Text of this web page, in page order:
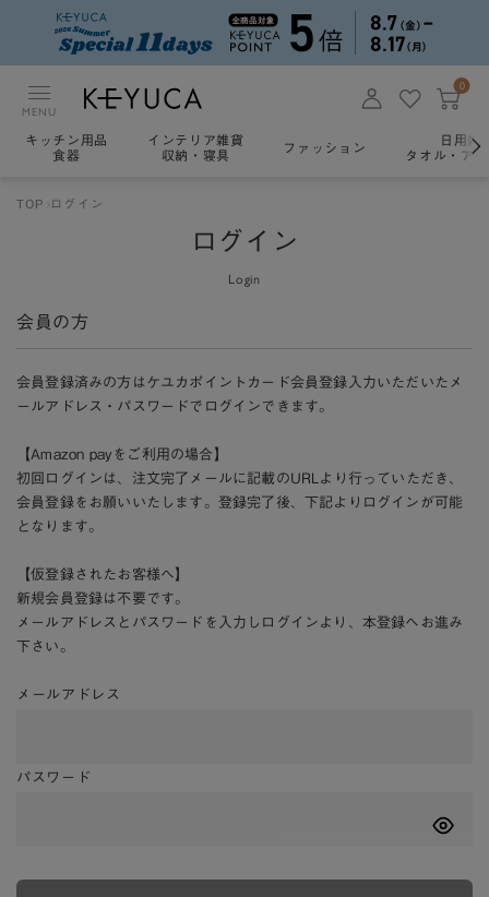
MENU
0
キッチン用品
食器
インテリア雑貨
収納・寝具
ファッション
日用雑
タオル・ア
TOP ログイン
ログイン
Login
会員の方
会員登録済みの方はケユカポイントカード会員登録入力いただいたメ
ールアドレス・パスワードでログインできます。
【Amazon payをご利用の場合】
初回ログインは、注文完了メールに記載のURLより行っていただき、
会員登録をお願いいたします。登録完了後、下記よりログインが可能
となります。
【仮登録されたお客様へ】
新規会員登録は不要です。
メールアドレスとパスワードを入力しログインより、本登録へお進み
下さい。
メールアドレス
パスワード